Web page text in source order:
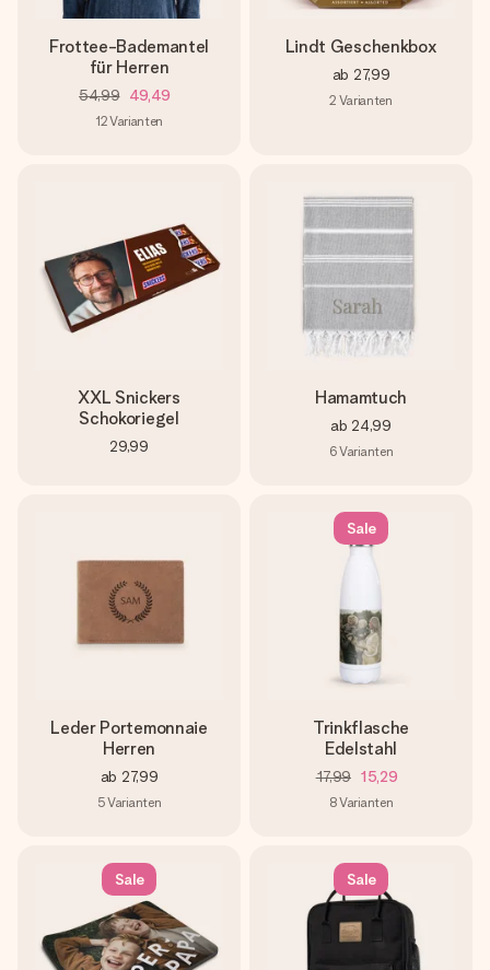
Frottee-Bademantel
für Herren
54,99 49,49
12Varianten
Lindt Geschenkbox
ab 27,99
2 Varianten
XXL Snickers
Schokoriegel
29,99
Hamamtuch
ab 24,99
6Varianten
Leder Portemonnaie
Herren
ab 27,99
5Varianten
Sale
Trinkflasche
Edelstahl
17,99 15,29
8Varianten
Sale Sale